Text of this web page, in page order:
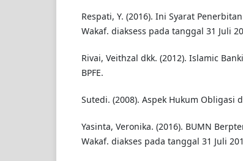
Respati, Y. (2016). Ini Syarat
Wakaf. diaksess pada tanggal 31 Juli
Rivai, Veithzal dkk. (2012). Islamic
BPFE.
Sutedi. (2008). Aspek Hukum Obligasi
Yasinta, Veronika. (2016). BUMN
Wakaf. diakses pada tanggal 31 Juli